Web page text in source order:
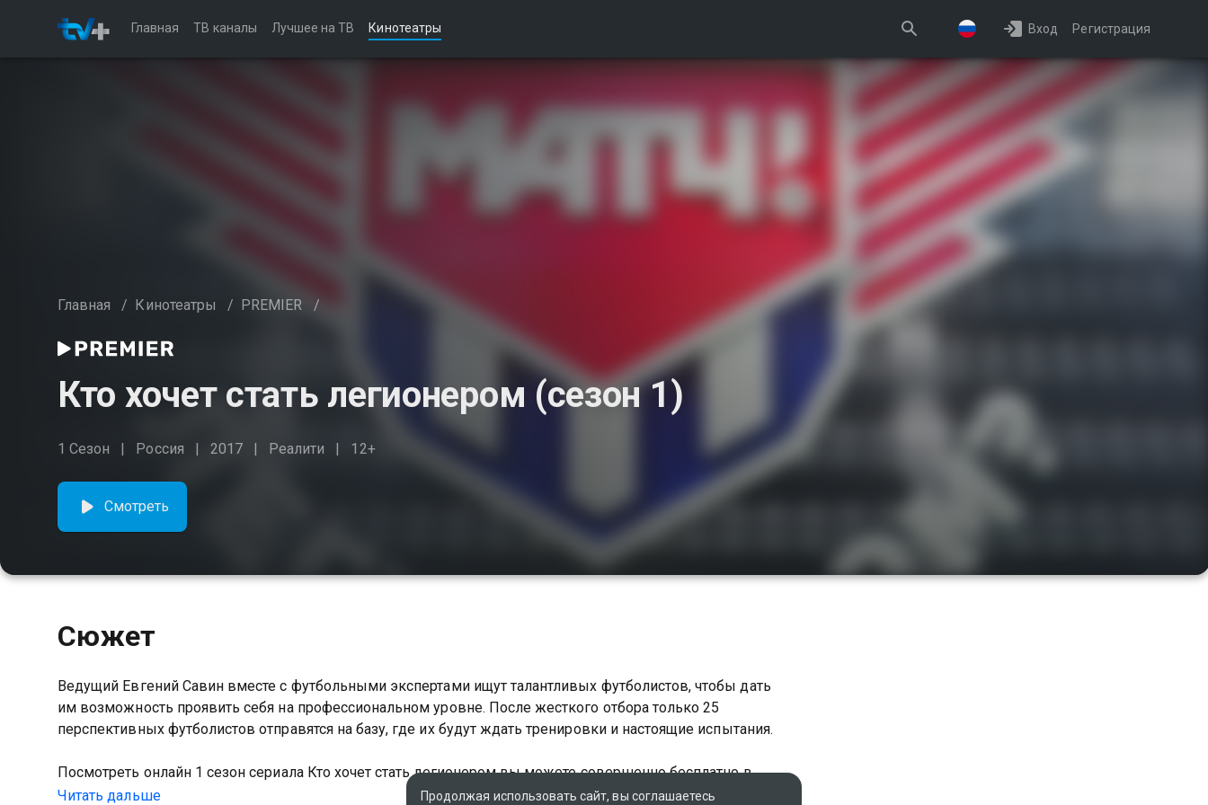
Главная ТВ каналы Лучшее на ТВ Кинотеатры Вход Регистрация
Главная / Кинотеатры / PREMIER /
Кто хочет стать легионером (сезон 1)
1 Сезон Россия 2017 Реалити 12+
Смотреть
Сюжет
Ведущий Евгений Савин вместе с футбольными экспертами ищут талантливых футболистов, чтобы дать
им возможность проявить себя на профессиональном уровне. После жесткого отбора только 25
перспективных футболистов отправятся на базу, где их будут ждать тренировки и настоящие испытания.
Посмотреть онлайн 1 сезон сериала Кто хочет стать легионером вы можете совершенно бесплатно в
хорошем HD качестве на Казахтелеком
Читать дальше Продолжая использовать сайт, вы соглашаетесь